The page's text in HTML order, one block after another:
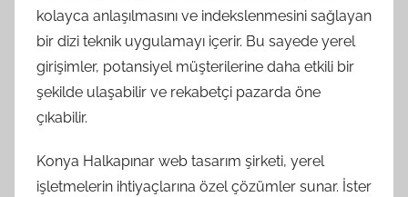
kolayca anlaşılmasını ve indekslenmesini sağlayan
bir dizi teknik uygulamayı içerir. Bu sayede yerel
girişimler, potansiyel müşterilerine daha etkili bir
şekilde ulaşabilir ve rekabetçi pazarda öne
çıkabilir.
Konya Halkapınar web tasarım şirketi, yerel
işletmelerin ihtiyaçlarına özel çözümler sunar. İster